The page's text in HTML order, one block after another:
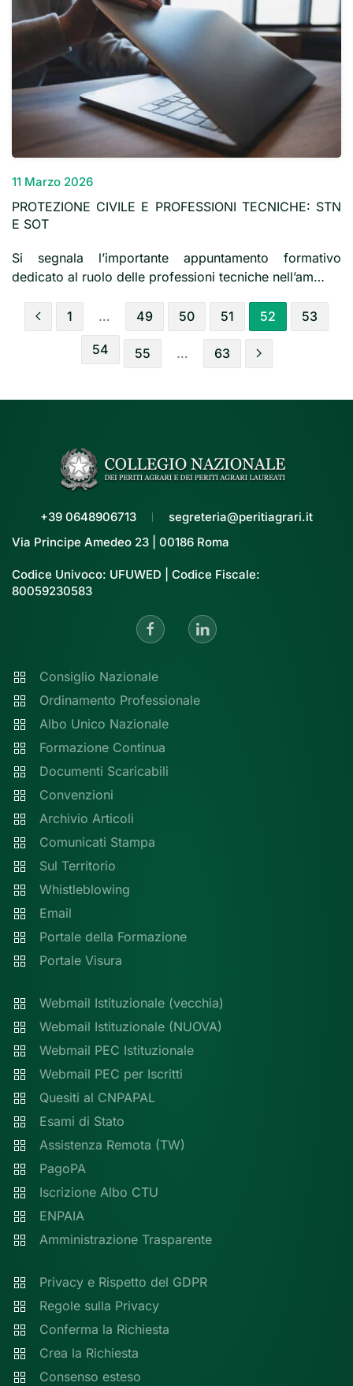
11 Marzo 2026
PROTEZIONE CIVILE E PROFESSIONI TECNICHE: STN
E SOT
Si segnala l’importante appuntamento formativo
dedicato al ruolo delle professioni tecniche nell’am…
1 … 49 50 51 52 53
54 55 … 63
+39 0648906713
segreteria@peritiagrari.it
Via Principe Amedeo 23 | 00186 Roma
Codice Univoco: UFUWED | Codice Fiscale:
80059230583
Consiglio Nazionale
Ordinamento Professionale
Albo Unico Nazionale
Formazione Continua
Documenti Scaricabili
Convenzioni
Archivio Articoli
Comunicati Stampa
Sul Territorio
Whistleblowing
Email
Portale della Formazione
Portale Visura
Webmail Istituzionale (vecchia)
Webmail Istituzionale (NUOVA)
Webmail PEC Istituzionale
Webmail PEC per Iscritti
Quesiti al CNPAPAL
Esami di Stato
Assistenza Remota (TW)
PagoPA
Iscrizione Albo CTU
ENPAIA
Amministrazione Trasparente
Privacy e Rispetto del GDPR
Regole sulla Privacy
Conferma la Richiesta
Crea la Richiesta
Consenso esteso